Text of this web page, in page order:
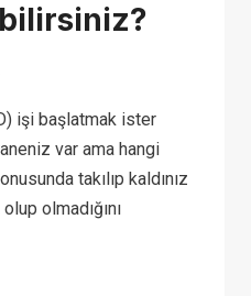
işi başlatmak ister
var ama hangi
takılıp kaldınız
olmadığını